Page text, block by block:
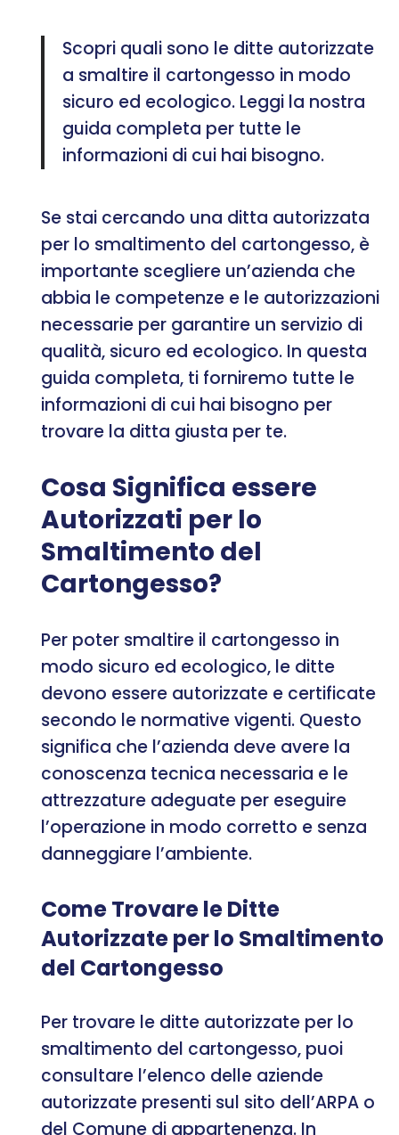
Scopri quali sono le ditte autorizzate
a smaltire il cartongesso in modo
sicuro ed ecologico. Leggi la nostra
guida completa per tutte le
informazioni di cui hai bisogno.
Se stai cercando una ditta autorizzata
per lo smaltimento del cartongesso, è
importante scegliere un’azienda che
abbia le competenze e le autorizzazioni
necessarie per garantire un servizio di
qualità, sicuro ed ecologico. In questa
guida completa, ti forniremo tutte le
informazioni di cui hai bisogno per
trovare la ditta giusta per te.
Cosa Significa essere
Autorizzati per lo
Smaltimento del
Cartongesso?
Per poter smaltire il cartongesso in
modo sicuro ed ecologico, le ditte
devono essere autorizzate e certificate
secondo le normative vigenti. Questo
significa che l’azienda deve avere la
conoscenza tecnica necessaria e le
attrezzature adeguate per eseguire
l’operazione in modo corretto e senza
danneggiare l’ambiente.
Come Trovare le Ditte
Autorizzate per lo Smaltimento
del Cartongesso
Per trovare le ditte autorizzate per lo
smaltimento del cartongesso, puoi
consultare l’elenco delle aziende
autorizzate presenti sul sito dell’ARPA o
del Comune di appartenenza. In